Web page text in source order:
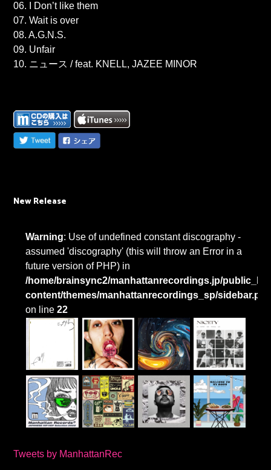
06. I Don’t like them
07. Wait is over
08. A.G.N.S.
09. Unfair
10. ニュース / feat. KNELL, JAZEE MINOR
New Release
Warning: Use of undefined constant discography -
assumed 'discography' (this will throw an Error in a
future version of PHP) in
/home/brainsync2/manhattanrecordings.jp/
content/themes/manhattanrecordings_sp/
on line22
Tweets by ManhattanRec